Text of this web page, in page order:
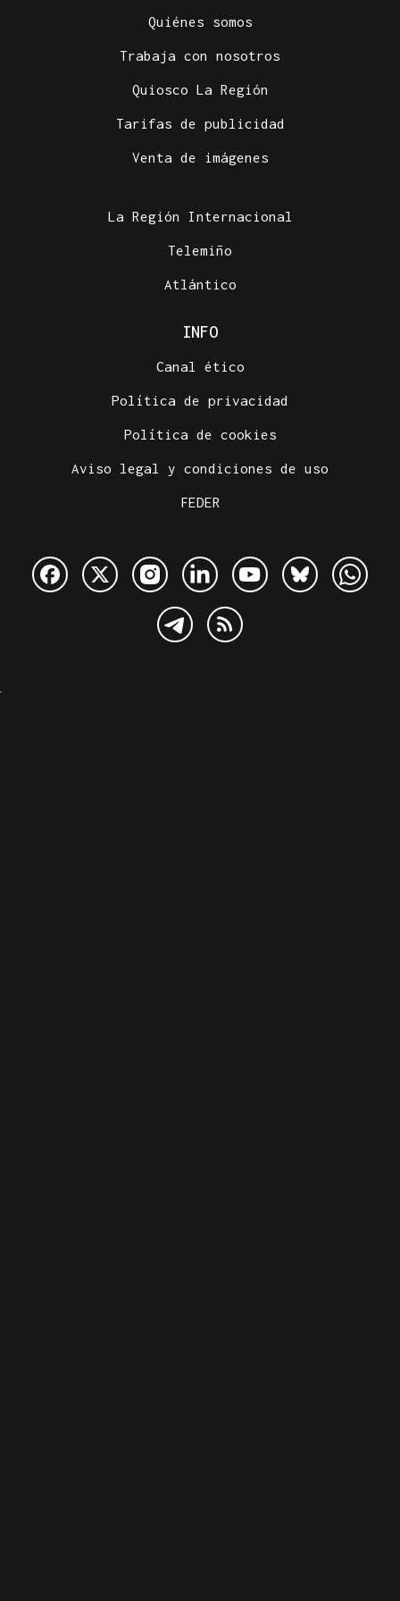
Quiénes somos
Trabaja con nosotros
Quiosco La Región
Tarifas de publicidad
Venta de imágenes
La Región Internacional
Telemiño
Atlántico
INFO
Canal ético
Política de privacidad
Política de cookies
Aviso legal y condiciones de uso
FEDER